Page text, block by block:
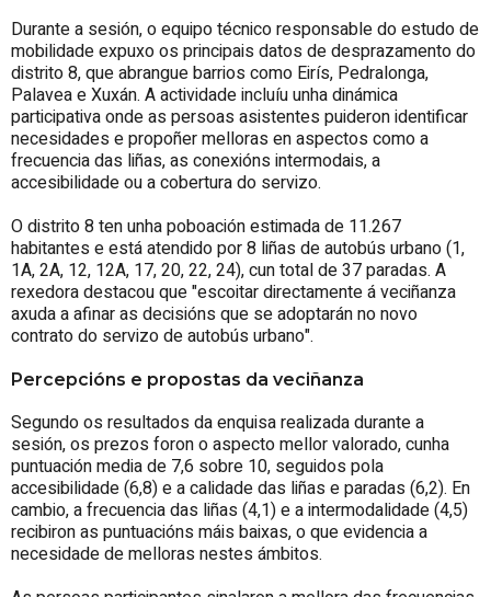
Durante a sesión, o equipo técnico responsable do estudo de
mobilidade expuxo os principais datos de desprazamento do
distrito 8, que abrangue barrios como Eirís, Pedralonga,
Palavea e Xuxán. A actividade incluíu unha dinámica
participativa onde as persoas asistentes puideron identificar
necesidades e propoñer melloras en aspectos como a
frecuencia das liñas, as conexións intermodais, a
accesibilidade ou a cobertura do servizo.
O distrito 8 ten unha poboación estimada de 11.267
habitantes e está atendido por 8 liñas de autobús urbano (1,
1A, 2A, 12, 12A, 17, 20, 22, 24), cun total de 37 paradas. A
rexedora destacou que "escoitar directamente á veciñanza
axuda a afinar as decisións que se adoptarán no novo
contrato do servizo de autobús urbano".
Percepcións e propostas da veciñanza
Segundo os resultados da enquisa realizada durante a
sesión, os prezos foron o aspecto mellor valorado, cunha
puntuación media de 7,6 sobre 10, seguidos pola
accesibilidade (6,8) e a calidade das liñas e paradas (6,2). En
cambio, a frecuencia das liñas (4,1) e a intermodalidade (4,5)
recibiron as puntuacións máis baixas, o que evidencia a
necesidade de melloras nestes ámbitos.